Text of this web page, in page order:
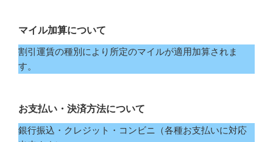
マイル加算について
割引運賃の種別により所定のマイルが適用加算されま
す。
お支払い・決済方法について
銀行振込・クレジット・コンビニ（各種お支払いに対応